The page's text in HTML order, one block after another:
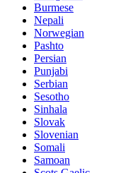
Burmese
Nepali
Norwegian
Pashto
Persian
Punjabi
Serbian
Sesotho
Sinhala
Slovak
Slovenian
Somali
Samoan